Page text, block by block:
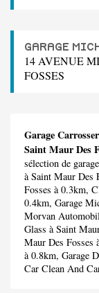
GARAGE
14 AVENUE
FOSSES
Garage
Saint Maur Des
sélection de
à Saint Maur Des
Fosses à 0.3km,
0.4km, Garage
Morvan
Glass à Saint
Maur Des Fosses
à 0.8km, Garage
Car Clean And